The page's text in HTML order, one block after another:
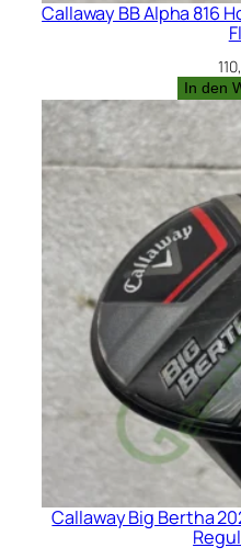
Callaway BB Alpha 816
In den
Callaway Big Bertha